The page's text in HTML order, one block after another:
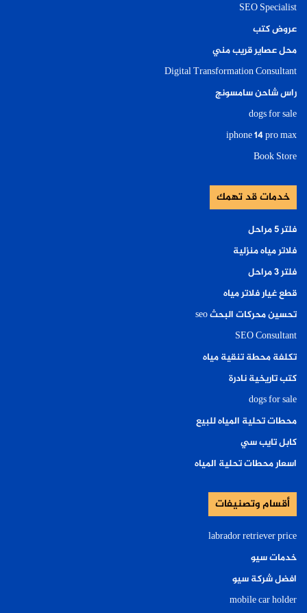
SEO Specialist
عروض كتب
محل عصاير قريب مني
Digital Transformation Consultant
راس شاحن سامسونج
dogs for sale
iphone 14 pro max
Book Store
خدمات قد تهمك
فلتر ٥ مراحل
فلاتر مياه منزلية
فلتر ٣ مراحل
قطع غيار فلاتر مياه
تحسين محركات البحث seo
SEO Consultant
تكلفة محطة تنقية مياه
كتب تاريخية نادرة
dogs for sale
محطات تحلية المياه للبيع
كابل تايب سي
اسعار محطات تحلية المياه
أقسام وتصنيفات
labrador retriever price
خدمات سيو
افضل شركة سيو
mobile car holder